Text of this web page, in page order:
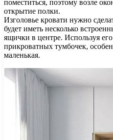
поместиться, поэтому возле
открытие полки.
Изголовье кровати нужно
будет иметь несколько
ящички в центре. Используя
прикроватных тумбочек,
маленькая.